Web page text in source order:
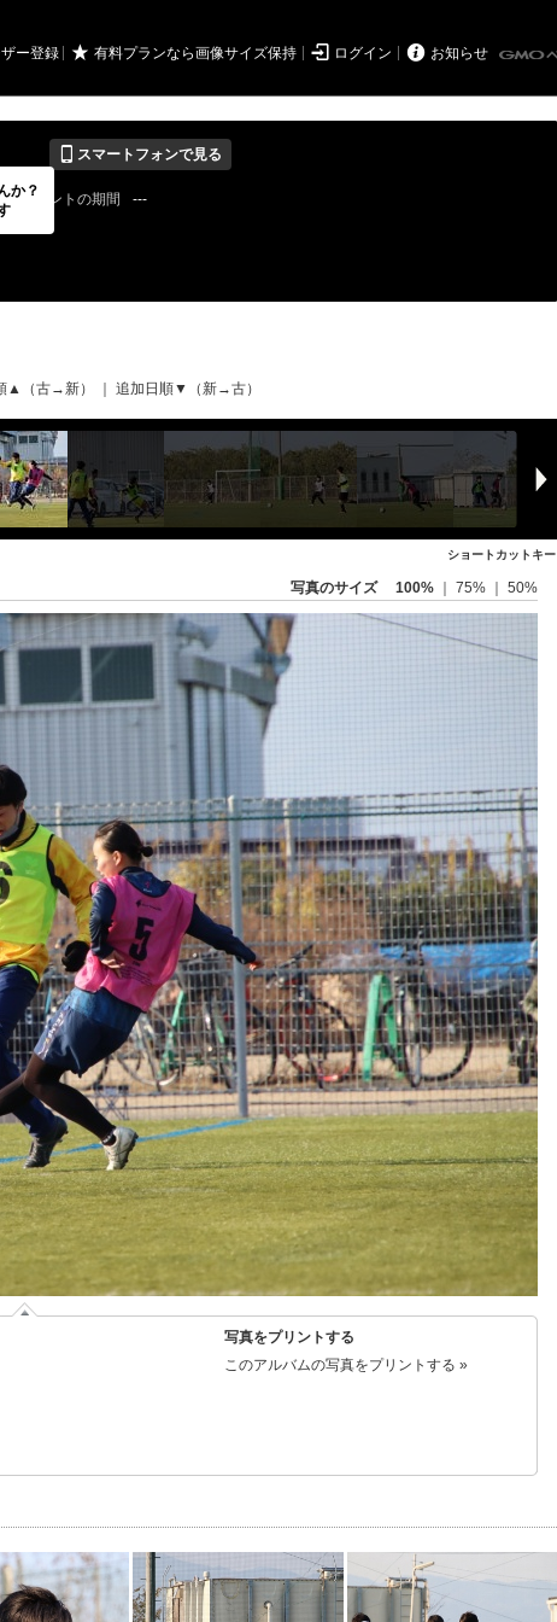
ー登録 ★ 有料プランなら画像サイズ保持  ログイン  お知らせ
📱 スマートフォンで見る
イベントの期間
---
▲（古→新） 追加日順▼（新→古）
ショートカットキー
写真のサイズ 100% 75% 50%
写真をプリントする
このアルバムの写真をプリントする »
か？